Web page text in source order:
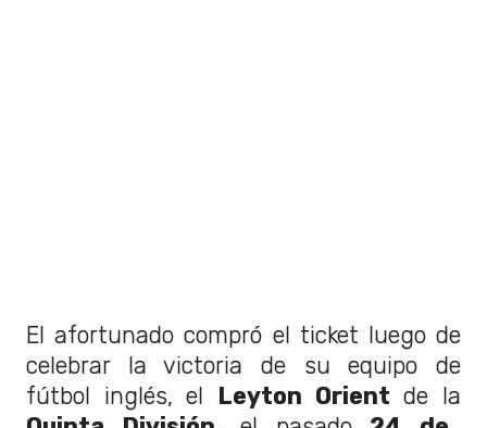
El afortunado compró el ticket luego de
celebrar la victoria de su equipo de
fútbol inglés, el Leyton Orient de la